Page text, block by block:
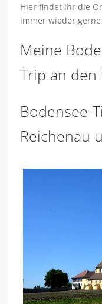
Hier findet ihr die
immer wieder
Meine
Trip an den
Bodensee-
Reichenau